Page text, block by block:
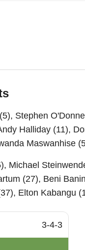
Stephen
Halliday (11),
Maswanhise
Michael
(27), Beni
Elton Kabangu
3-4-3